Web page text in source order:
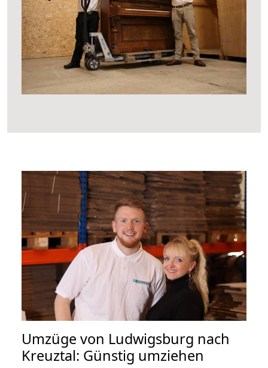
Umzüge von Ludwigsburg nach
Kreuztal: Günstig umziehen